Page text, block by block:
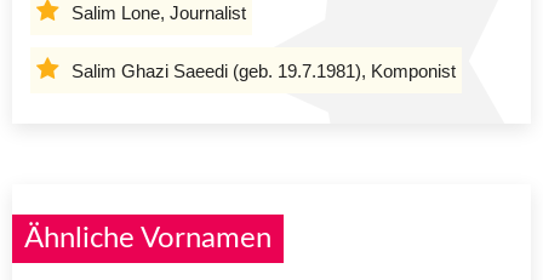
Salim Lone, Journalist
Salim Ghazi Saeedi (geb. 19.7.1981), Komponist
Ähnliche Vornamen